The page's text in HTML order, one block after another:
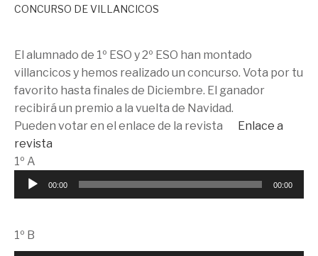
CONCURSO DE VILLANCICOS
El alumnado de 1º ESO y 2º ESO han montado
villancicos y hemos realizado un concurso. Vota por tu
favorito hasta finales de Diciembre. El ganador
recibirá un premio a la vuelta de Navidad.
Pueden votar en el enlace de la revista Enlace a
revista
1º A
Reproductor
de
00:00 00:00
1º B